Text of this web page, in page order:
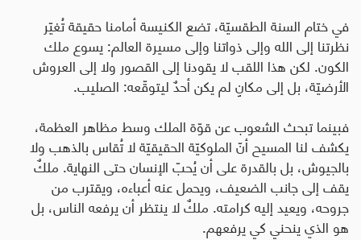
في ختام السنة الطقسيّة، تضع الكنيسة أمامنا حقيقة تُغيّر
نظرتنا إلى الله وإلى ذواتنا وإلى مسيرة العالم: يسوع ملك
الكون. لكن هذا اللقب لا يقودنا إلى القصور ولا إلى العروش
الأرضيّة، بل إلى مكانٍ لم يكن أحدٌ ليتوقّعه: الصليب.
فبينما تبحث الشعوب عن قوّة الملك وسط مظاهر العظمة،
يكشف لنا المسيح أنّ الملوكيّة الحقيقيّة لا تُقاس بالذهب ولا
بالجيوش، بل بالقدرة على أن يُحبّ الإنسان حتى النهاية. ملكٌ
يقف إلى جانب الضعيف، ويحمل عنه أعباءه، ويقترب من
جروحه، ويعيد إليه كرامته. ملكٌ لا ينتظر أن يرفعه الناس، بل
هو الذي ينحني كي يرفعهم.